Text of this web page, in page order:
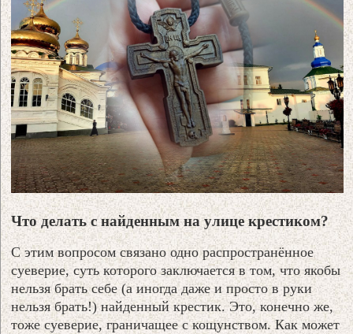
Что делать с найденным на улице крестиком?
С этим вопросом связано одно распространённое
суеверие, суть которого заключается в том, что якобы
нельзя брать себе (а иногда даже и просто в руки
нельзя брать!) найденный крестик. Это, конечно же,
тоже суеверие, граничащее с кощунством. Как может